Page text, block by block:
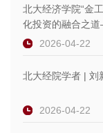
北大经济学院“金
化投资的融合之
2026-04-22
北大经院学者 | 刘
2026-04-22